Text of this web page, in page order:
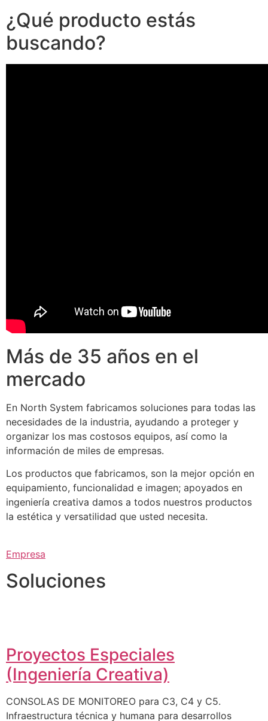
¿Qué producto estás
buscando?
Más de 35 años en el
mercado
En North System fabricamos soluciones para todas las
necesidades de la industria, ayudando a proteger y
organizar los mas costosos equipos, así como la
información de miles de empresas.
Los productos que fabricamos, son la mejor opción en
equipamiento, funcionalidad e imagen; apoyados en
ingeniería creativa damos a todos nuestros productos
la estética y versatilidad que usted necesita.
Empresa
Soluciones
Proyectos Especiales
(Ingeniería Creativa)
CONSOLAS DE MONITOREO para C3, C4 y C5.
Infraestructura técnica y humana para desarrollos